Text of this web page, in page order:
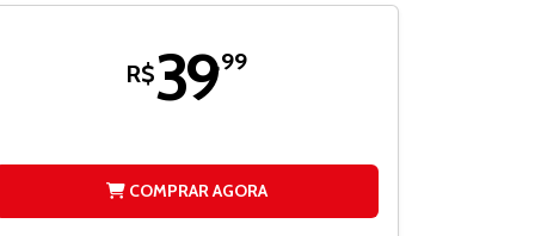
R$39,99
COMPRAR AGORA